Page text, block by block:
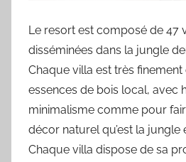
Le resort est composé de 47
disséminées dans la jungle
Chaque villa est très
essences de bois local, avec
minimalisme comme pour
décor naturel qu’est la jungle
Chaque villa dispose de sa